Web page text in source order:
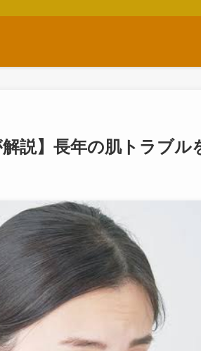
説】長年の肌トラブル